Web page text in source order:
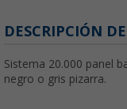
DESCRIPCIÓN
Sistema 20.000 panel
negro o gris pizarra.